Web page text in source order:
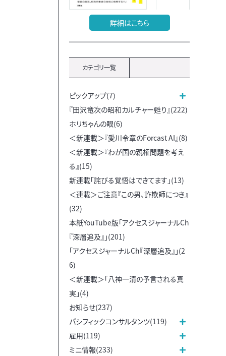
詳細はこちら
カテゴリ一覧
ピックアップ(7)
『田沢竜次の昭和カルチャー甦り』(222)
ホリちゃんの眼(6)
＜新連載＞『愛川令章のForcast AI』(8)
＜新連載＞『わが国の親権問題を考え
る』(15)
新連載「詫びる覚悟はできてます」(13)
＜連載＞ご注意『この男、詐欺師につき』
(32)
本紙YouTube版「アクセスジャーナルCh
『深層追及』」(201)
「アクセスジャーナルCh『深層追及』」(2
6)
＜新連載＞「八神一清の予言される真
実」(4)
お知らせ(237)
パシフィックコンサルタンツ(119)
雇用(119)
ミニ情報(233)